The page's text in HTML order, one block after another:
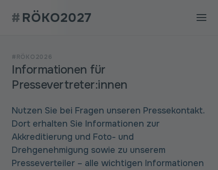
# RÖKO2027
#RÖKO2026
Informationen für
Pressevertreter:innen
Nutzen Sie bei Fragen unseren Pressekontakt.
Dort erhalten Sie Informationen zur
Akkreditierung und Foto- und
Drehgenehmigung sowie zu unserem
Presseverteiler – alle wichtigen Informationen